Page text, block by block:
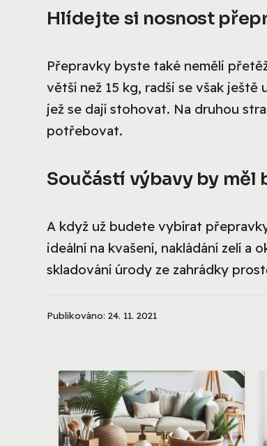
Hlídejte si nosnost
Přepravky byste také neměli
větší než 15 kg, radši se však
jež se dají stohovat. Na druhou
potřebovat.
Součástí výbavy by měl
A když už budete vybírat
ideální na kvašení, nakládání zelí a
skladování úrody ze zahrádky
Publikováno: 24. 11. 2021